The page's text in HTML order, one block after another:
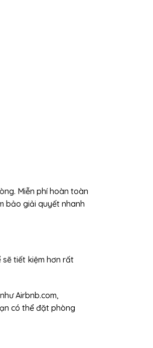
Miễn phí hoàn toàn
bảo giải quyết nhanh
sẽ tiết kiệm hơn rất
Airbnb.com,
có thể đặt phòng